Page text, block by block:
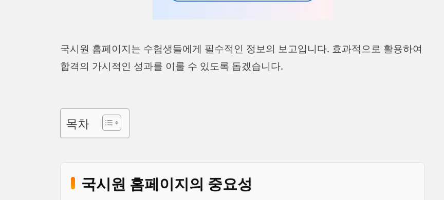
국시원 홈페이지는 수험생들에게 필수적인 정보의 보고입니다. 효과적으로 활용하여
합격의 가시적인 성과를 이룰 수 있도록 돕겠습니다.
목차
국시원 홈페이지의 중요성